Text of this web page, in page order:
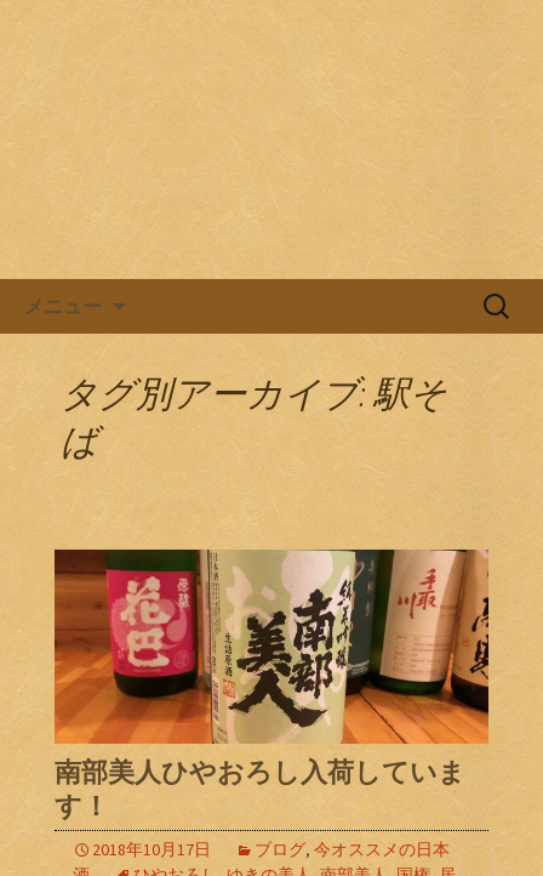
メニュー
検
タグ別アーカイブ: 駅そ
ば
南部美人ひやおろし入荷していま
す！
2018年10月17日 ブログ, 今オススメの日本